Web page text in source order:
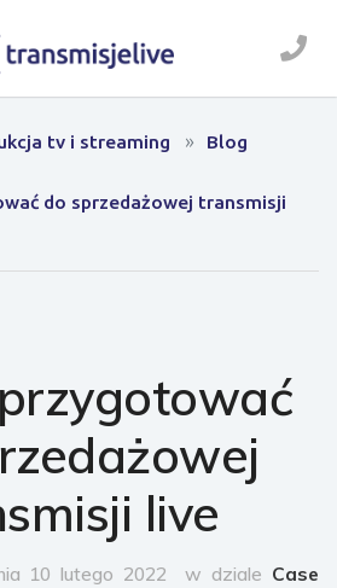
tv i streaming
Blog
do sprzedażowej transmisji
przygotować
live
10 lutego 2022 w dziale Case